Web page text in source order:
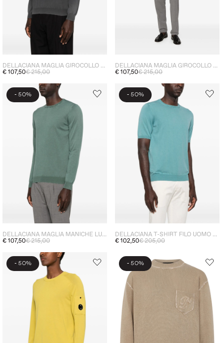
DELLACIANA MAGLIA GIROCOLLO UOMO NERO
€ 107,50€ 215,00
DELLACIANA MAGLIA GIROCOLLO UOMO VIOLA
€ 107,50€ 215,00
- 50%
DELLACIANA MAGLIA MANICHE LUNGHE UOMO VERDE CIPRESSO
€ 107,50€ 215,00
- 50%
DELLACIANA T-SHIRT FILO UOMO BLU PAVONE
€ 102,50€ 205,00
- 50% - 50%